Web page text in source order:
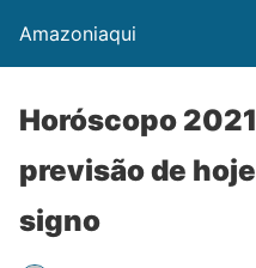
Amazoniaqui
Horóscopo
previsão de
signo